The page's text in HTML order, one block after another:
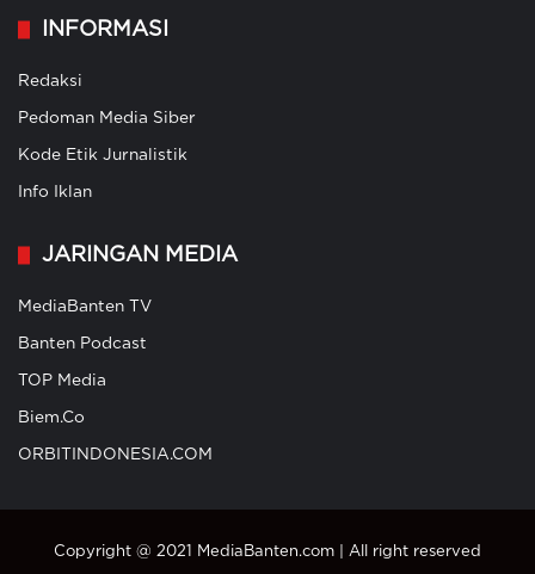
INFORMASI
Redaksi
Pedoman Media Siber
Kode Etik Jurnalistik
Info Iklan
JARINGAN MEDIA
MediaBanten TV
Banten Podcast
TOP Media
Biem.Co
ORBITINDONESIA.COM
Copyright @ 2021 MediaBanten.com | All right reserved